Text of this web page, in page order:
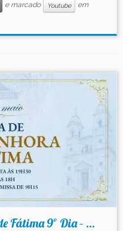
e marcado Youtube
em
Fátima 9º Dia – ...